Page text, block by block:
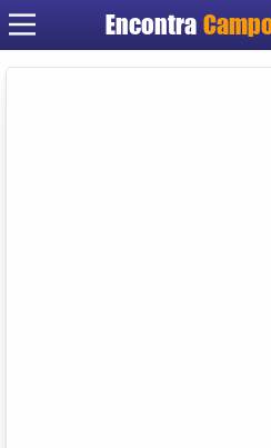
Encontra